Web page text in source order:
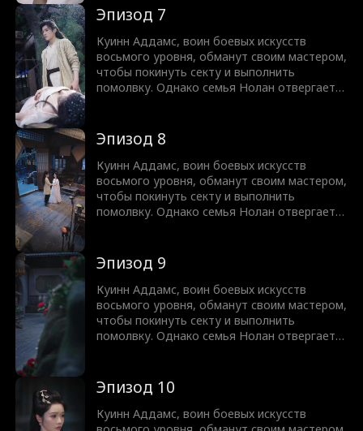
любимой дочери Хлои. Пока семья Нолан
унижает его и пытается разорвать
помолвку, они не подозревают, что этот
"слабый" неудачник на самом деле мастер
меча, скрывающий свою истинную силу.
Эпизод 7
Куинн Аддамс, воин боевых искусств
восьмого уровня, обманут своим мастером,
чтобы покинуть секту и выполнить
помолвку. Однако семья Нолан отвергает
любимой дочери Хлои. Пока семья Нолан
унижает его и пытается разорвать
помолвку, они не подозревают, что этот
"слабый" неудачник на самом деле мастер
меча, скрывающий свою истинную силу.
Эпизод 8
Куинн Аддамс, воин боевых искусств
восьмого уровня, обманут своим мастером,
чтобы покинуть секту и выполнить
помолвку. Однако семья Нолан отвергает
любимой дочери Хлои. Пока семья Нолан
унижает его и пытается разорвать
помолвку, они не подозревают, что этот
"слабый" неудачник на самом деле мастер
меча, скрывающий свою истинную силу.
Эпизод 9
Куинн Аддамс, воин боевых искусств
восьмого уровня, обманут своим мастером,
чтобы покинуть секту и выполнить
помолвку. Однако семья Нолан отвергает
любимой дочери Хлои. Пока семья Нолан
унижает его и пытается разорвать
помолвку, они не подозревают, что этот
"слабый" неудачник на самом деле мастер
Эпизод 10
Куинн Аддамс, воин боевых искусств